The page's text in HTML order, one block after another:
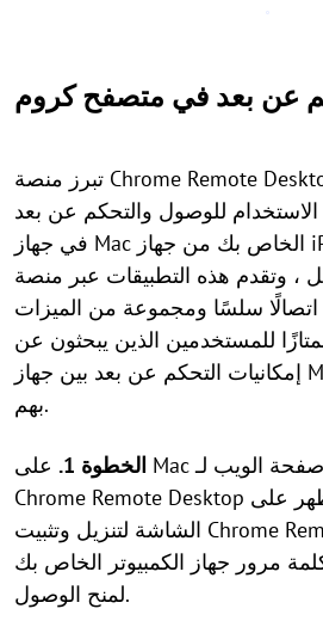
تبرز منصة Chrome Remote Desktop بوصفها حلاً متعدد
للوصول والتحكم عن بعد
في جهاز Mac الخاص بك من جهاز iPhone الخاص بك. تم
، وتقدم هذه التطبيقات عبر منصة
سلسًا ومجموعة من الميزات
للمستخدمين الذين يبحثون عن
إمكانيات التحكم عن بعد بين جهاز Mac و iPhone الخاص
بهم.
الخطوة 1.
على Mac الخاص بك ، قم بزيارة صفحة الويب لـ
Chrome Remote Desktop واتبع التعليمات التي تظهر على
الشاشة لتنزيل وتثبيت Chrome Remote Desktop. قد
مرور جهاز الكمبيوتر الخاص بك
لمنح الوصول.